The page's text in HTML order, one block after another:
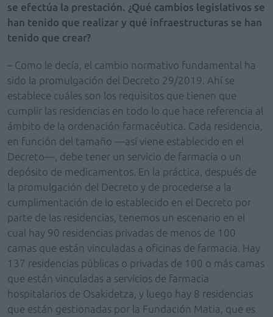
se efectúa la prestación. ¿Qué cambios legislativos se
han tenido que realizar y qué infraestructuras se han
tenido que crear?
– Como le decía, el cambio normativo fundamental ha
sido la promulgación del Decreto 29/2019. Ahí se
establece cuáles son los requisitos que tienen que
cumplir las residencias en todo lo que hace referencia al
ámbito de la ordenación farmacéutica. Cada residencia,
en función del tamaño —así viene establecido en el
Decreto—, debe tener un servicio de farmacia o un
depósito de medicamentos. En la práctica, después de
la promulgación del Decreto y de procederse a la
cumplimentación de lo establecido en el Decreto por
parte de las residencias, tenemos un escenario en el
cual hay 90 residencias privadas de menos de 100
camas que están vinculadas a oficinas de farmacia. Hay
137 residencias públicas o privadas de 100 o más camas
que están vinculadas a servicios de farmacia
hospitalarios de Osakidetza, y luego hay 8 residencias
que están gestionadas por la Fundación Matia, que es